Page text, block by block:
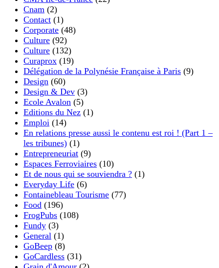
Cnam (2)
Contact (1)
Corporate (48)
Culture (92)
Culture (132)
Curaprox (19)
Délégation de la Polynésie Française à Paris (9)
Design (60)
Design & Dev (3)
Ecole Avalon (5)
Editions du Nez (1)
Emploi (14)
En relations presse aussi le contenu est roi ! (Part 1 –
les tribunes) (1)
Entrepreneuriat (9)
Espaces Ferroviaires (10)
Et de nous qui se souviendra ? (1)
Everyday Life (6)
Fontainebleau Tourisme (77)
Food (196)
FrogPubs (108)
Fundy (3)
General (1)
GoBeep (8)
GoCardless (31)